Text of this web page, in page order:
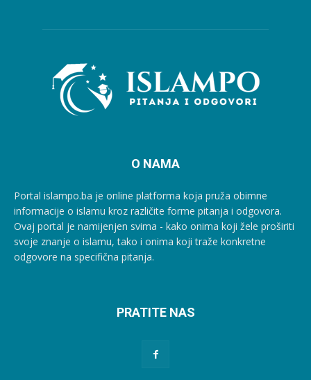
O NAMA
Portal islampo.ba je online platforma koja pruža obimne
informacije o islamu kroz različite forme pitanja i odgovora.
Ovaj portal je namijenjen svima - kako onima koji žele proširiti
svoje znanje o islamu, tako i onima koji traže konkretne
odgovore na specifična pitanja.
PRATITE NAS